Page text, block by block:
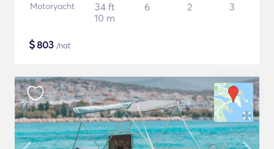
Motoryacht
34 ft
10 m
6 2 3
$803 /nat